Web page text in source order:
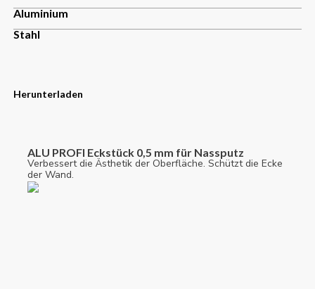
Aluminium
Stahl
Herunterladen
ALU PROFI Eckstück 0,5 mm für Nassputz
Verbessert die Ästhetik der Oberfläche. Schützt die Ecke
der Wand.